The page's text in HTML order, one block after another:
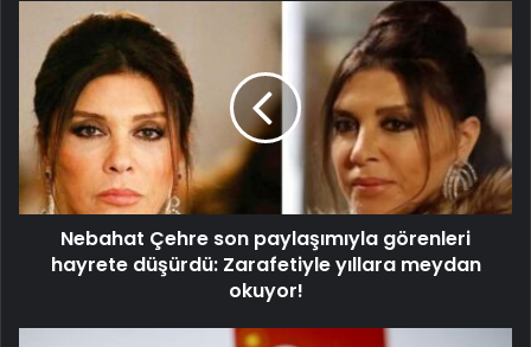
Nebahat Çehre son paylaşımıyla görenleri
hayrete düşürdü: Zarafetiyle yıllara meydan
okuyor!